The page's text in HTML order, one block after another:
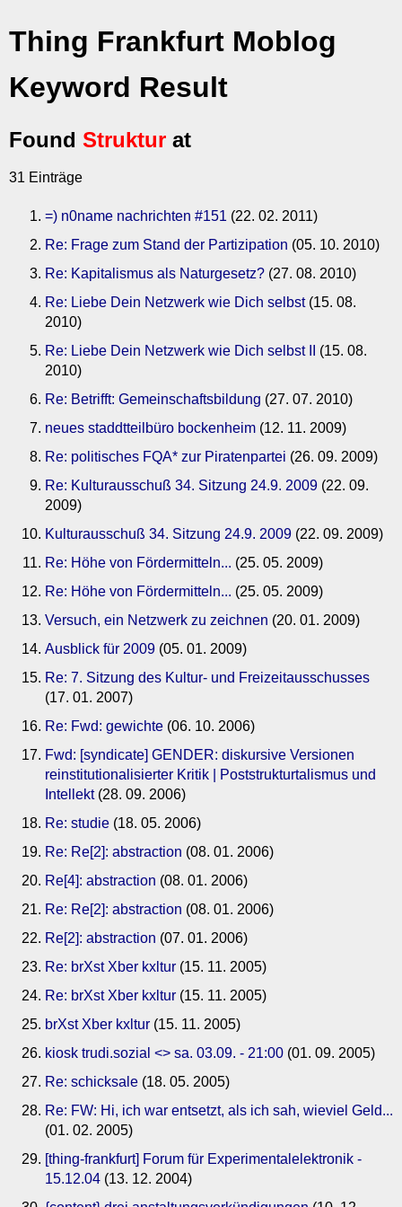
Thing Frankfurt Moblog
Keyword Result
Found Struktur at
31 Einträge
=) n0name nachrichten #151 (22. 02. 2011)
Re: Frage zum Stand der Partizipation (05. 10. 2010)
Re: Kapitalismus als Naturgesetz? (27. 08. 2010)
Re: Liebe Dein Netzwerk wie Dich selbst(15. 08.
2010)
Re: Liebe Dein Netzwerk wie Dich selbst II
(15. 08.
2010)
Re: Betrifft: Gemeinschaftsbildung (27. 07. 2010)
neues staddtteilbüro bockenheim (12. 11. 2009)
Re: politisches FQA* zur Piratenpartei (26. 09. 2009)
Re: Kulturausschuß 34. Sitzung 24.9. 2009 (22. 09.
2009)
Kulturausschuß 34. Sitzung 24.9. 2009 (22. 09. 2009)
Re: Höhe von Fördermitteln... (25. 05. 2009)
Re: Höhe von Fördermitteln... (25. 05. 2009)
Versuch, ein Netzwerk zu zeichnen (20. 01. 2009)
Ausblick für 2009 (05. 01. 2009)
Re: 7. Sitzung des Kultur- und Freizeitausschusses
(17. 01. 2007)
Re: Fwd: gewichte (06. 10. 2006)
Fwd: [syndicate] GENDER: diskursive Versionen
reinstitutionalisierter Kritik | Poststrukturtalismus und
Intellekt(28. 09. 2006)
Re: studie (18. 05. 2006)
Re: Re[2]: abstraction (08. 01. 2006)
Re[4]: abstraction (08. 01. 2006)
Re: Re[2]: abstraction (08. 01. 2006)
Re[2]: abstraction (07. 01. 2006)
Re: brXst Xber kxltur (15. 11. 2005)
Re: brXst Xber kxltur (15. 11. 2005)
brXst Xber kxltur (15. 11. 2005)
kiosk trudi.sozial <> sa. 03.09. - 21:00 (01. 09. 2005)
Re: schicksale (18. 05. 2005)
Re: FW: Hi, ich war entsetzt, als ich sah, wieviel Geld...
(01. 02. 2005)
[thing-frankfurt] Forum für Experimentalelektronik -
15.12.04 (13. 12. 2004)